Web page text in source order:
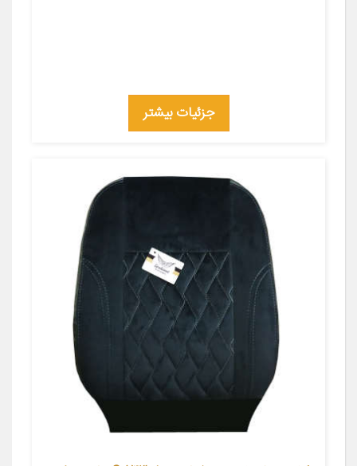
جزئیات بیشتر